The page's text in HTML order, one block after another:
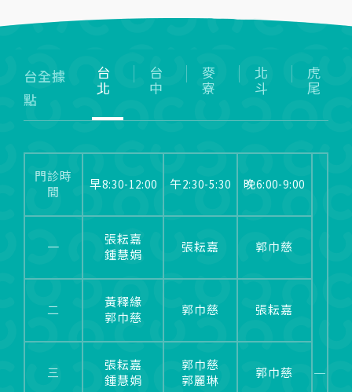
台全據
點
台
北
台
中
麥
寮
北
斗
虎
尾
門診時
間
一
二
三
早8:30-12:00
張耘嘉
鍾慧娟
黃釋緣
郭巾慈
張耘嘉
鍾慧娟
午2:30-5:30
張耘嘉
郭巾慈
郭巾慈
郭麗琳
晚6:00-9:00
郭巾慈
張耘嘉
郭巾慈